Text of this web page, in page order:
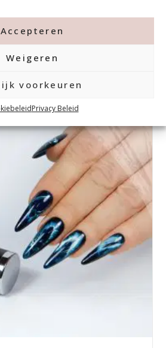
Accepteren
Weigeren
voorkeuren
Privacy Beleid
wij in februari een nieuwe
Nootjes – onzegezellige